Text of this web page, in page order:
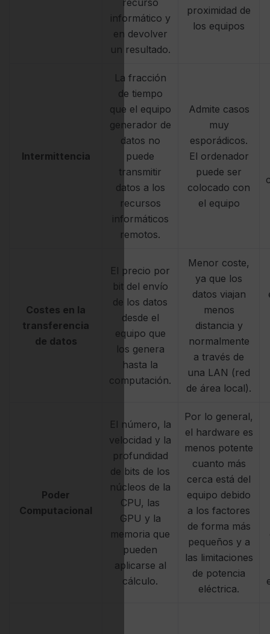
recurso
informático y
en devolver
un resultado.
proximidad de
los equipos
Intermittencia
La fracción
de tiempo
que el equipo
generador de
datos no
puede
transmitir
datos a los
recursos
informáticos
remotos.
Admite casos
muy
esporádicos.
El ordenador
puede ser
colocado con
el equipo
Costes en la
transferencia
de datos
El precio por
bit del envío
de los datos
desde el
equipo que
los genera
hasta la
computación.
Menor coste,
ya que los
datos viajan
menos
distancia y
normalmente
a través de
una LAN (red
de área local).
Poder
Computacional
El número, la
velocidad y la
profundidad
de bits de los
núcleos de la
CPU, las
GPU y la
memoria que
pueden
aplicarse al
cálculo.
Por lo general,
el hardware es
menos potente
cuanto más
cerca está del
equipo debido
a los factores
de forma más
pequeños y a
las limitaciones
de potencia
eléctrica.